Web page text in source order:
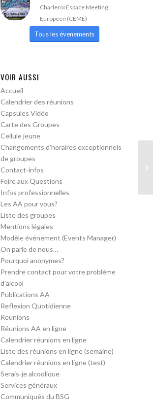
Charleroi Espace Meeting
Européen (CEME)
Tous les évenements
VOIR AUSSI
Accueil
Calendrier des réunions
Capsules Vidéo
Carte des Groupes
Cellule jeune
Changements d’horaires exceptionnels
de groupes
Contact-infos
Foire aux Questions
Infos professionnelles
Les AA pour vous?
Liste des groupes
Mentions légales
Modèle événement (Events Manager)
On parle de nous…
Pourquoi anonymes?
Prendre contact pour votre problème
d’alcool
Publications AA
Reflexion Quotidienne
Reunions
Réunions AA en ligne
Calendrier réunions en ligne
Liste des réunions en ligne (semaine)
Calendrier réunions en ligne (test)
Serais-je alcoolique
Services généraux
Communiqués du BSG